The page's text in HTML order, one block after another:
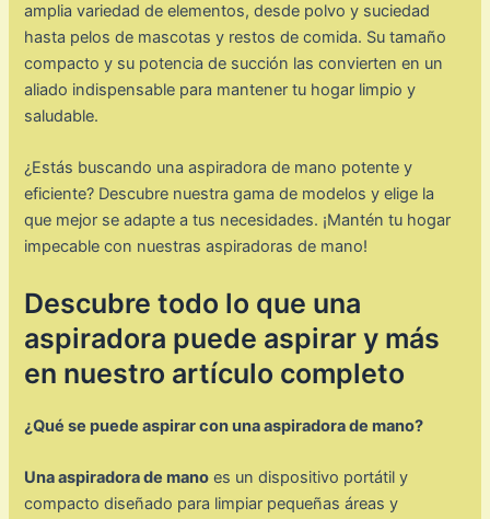
amplia variedad de elementos, desde polvo y suciedad
hasta pelos de mascotas y restos de comida. Su tamaño
compacto y su potencia de succión las convierten en un
aliado indispensable para mantener tu hogar limpio y
saludable.
¿Estás buscando una aspiradora de mano potente y
eficiente? Descubre nuestra gama de modelos y elige la
que mejor se adapte a tus necesidades. ¡Mantén tu hogar
impecable con nuestras aspiradoras de mano!
Descubre todo lo que una
aspiradora puede aspirar y más
en nuestro artículo completo
¿Qué se puede aspirar con una aspiradora de mano?
Una aspiradora de mano es un dispositivo portátil y
compacto diseñado para limpiar pequeñas áreas y